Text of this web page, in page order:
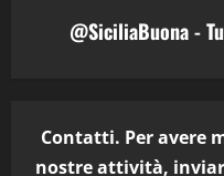
@SiciliaBuona -
Contatti. Per avere
nostre attività,